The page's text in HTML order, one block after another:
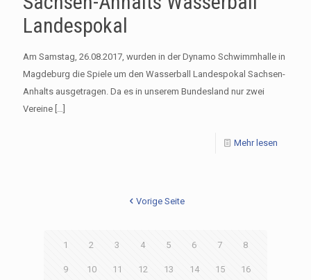
Landespokal
Am Samstag, 26.08.2017, wurden in der Dynamo Schwimmhalle in
Magdeburg die Spiele um den Wasserball Landespokal Sachsen-
Anhalts ausgetragen. Da es in unserem Bundesland nur zwei
Vereine […]
Mehr lesen
Vorige Seite
1 2 3 4 5 6 7 8
9 10 11 12 13 14 15 16